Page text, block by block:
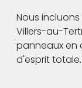
Nous
Villers-au-
panneaux en
d'esprit totale.